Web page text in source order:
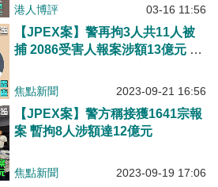
港人博評 03-16 11:56
【JPEX案】警再拘3人共11人被
捕 2086受害人報案涉額13億元 消
焦點新聞 2023-09-21 16:56
【JPEX案】警方稱接獲1641宗報
案 暫拘8人涉額達12億元
焦點新聞 2023-09-19 17:06